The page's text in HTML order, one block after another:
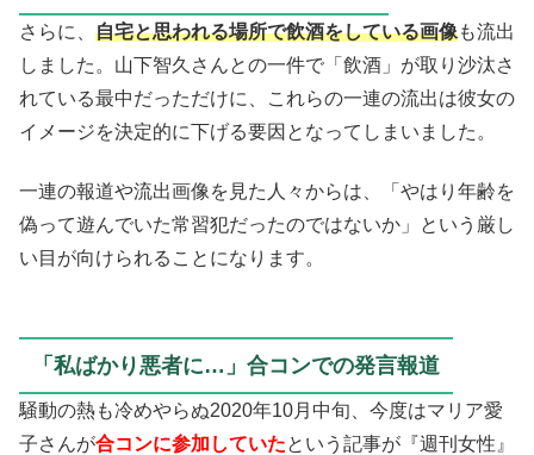
さらに、 自宅と思われる場所で飲酒をしている画像も流出
しました。山下智久さんとの一件で「飲酒」が取り沙汰さ
れている最中だっただけに、これらの一連の流出は彼女の
イメージを決定的に下げる要因となってしまいました。
一連の報道や流出画像を見た人々からは、「やはり年齢を
偽って遊んでいた常習犯だったのではないか」という厳し
い目が向けられることになります。
「私ばかり悪者に…」合コンでの発言報道
騒動の熱も冷めやらぬ2020年10月中旬、今度はマリア愛
子さんが合コンに参加していたという記事が『週刊女性』